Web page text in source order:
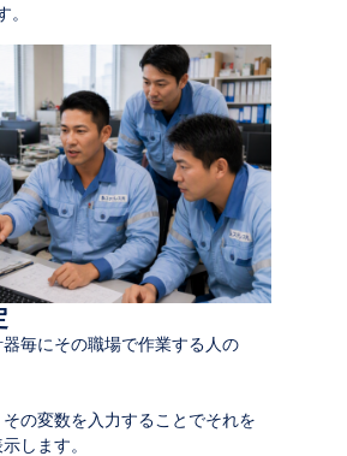
毎にその職場で作業する人の
の変数を入力することでそれを
します。